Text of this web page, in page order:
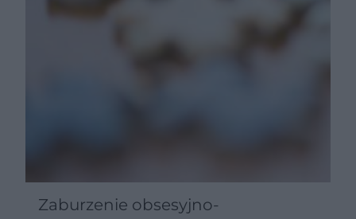
Zaburzenie obsesyjno-